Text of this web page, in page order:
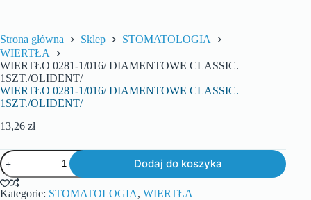
Strona główna Sklep
STOMATOLOGIA
WIERTŁA
WIERTŁO 0281-1/016/ DIAMENTOWE CLASSIC.
1SZT./OLIDENT/
WIERTŁO 0281-1/016/ DIAMENTOWE CLASSIC.
1SZT./OLIDENT/
13,26 zł
Dodaj do koszyka
Kategorie: STOMATOLOGIA, WIERTŁA